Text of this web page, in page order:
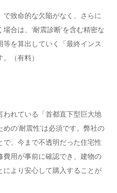
で致命的な欠陥がなく、さらに
合は、‘耐震診断’を含む精密な
を算出していく「最終インス
（有料）
われている「首都直下型巨大地
の‘耐震性’は必須です。弊社の
、今まで不透明だった住宅性
用が事前に確認でき、建物の
より安心して購入することが